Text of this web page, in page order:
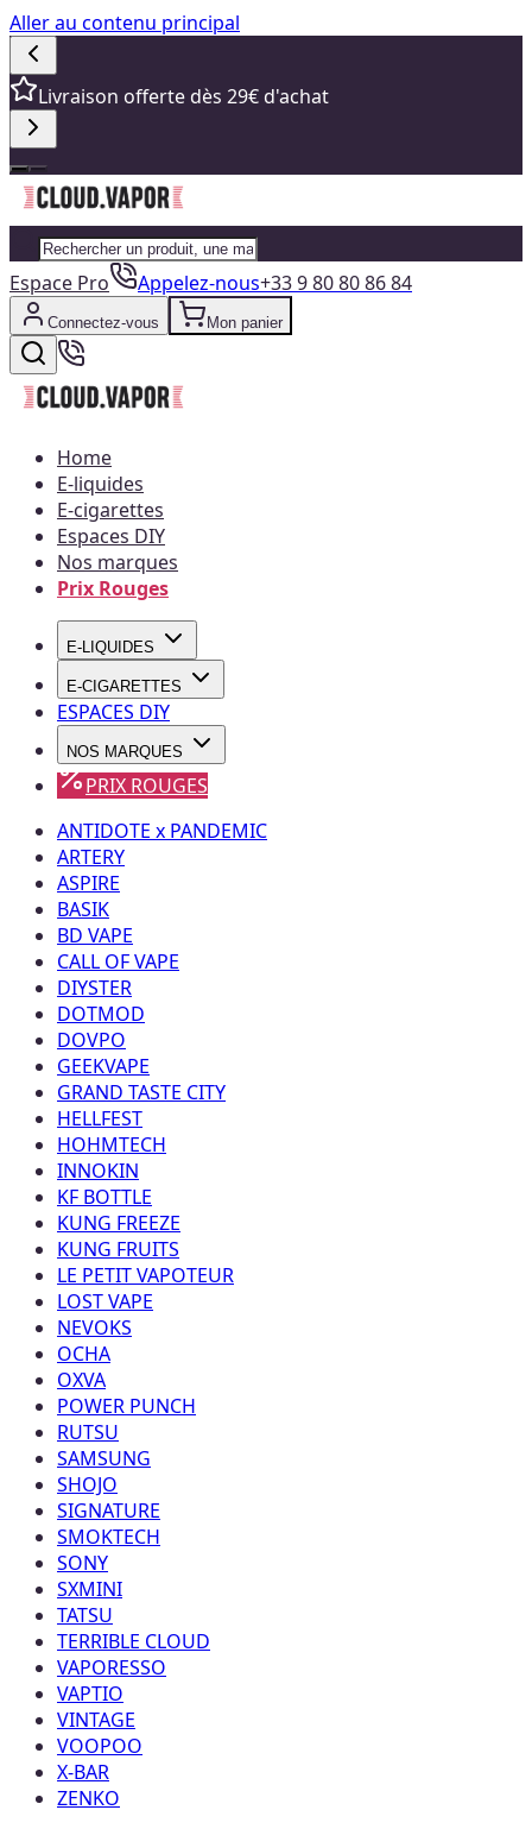
Aller au contenu principal
Livraison offerte dès 29€ d'achat
Espace Pro Appelez-nous+33 9 80 80 86 84
Connectez-vous Mon panier
Home
E-liquides
E-cigarettes
Espaces DIY
Nos marques
Prix Rouges
E-LIQUIDES
E-CIGARETTES
ESPACES DIY
NOS MARQUES
PRIX ROUGES
ANTIDOTE x PANDEMIC
ARTERY
ASPIRE
BASIK
BD VAPE
CALL OF VAPE
DIYSTER
DOTMOD
DOVPO
GEEKVAPE
GRAND TASTE CITY
HELLFEST
HOHMTECH
INNOKIN
KF BOTTLE
KUNG FREEZE
KUNG FRUITS
LE PETIT VAPOTEUR
LOST VAPE
NEVOKS
OCHA
OXVA
POWER PUNCH
RUTSU
SAMSUNG
SHOJO
SIGNATURE
SMOKTECH
SONY
SXMINI
TATSU
TERRIBLE CLOUD
VAPORESSO
VAPTIO
VINTAGE
VOOPOO
X-BAR
ZENKO